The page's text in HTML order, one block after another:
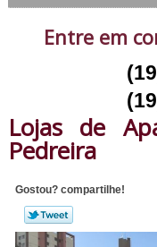
Entre em
Lojas de
Pedreira
Gostou? compartilhe!